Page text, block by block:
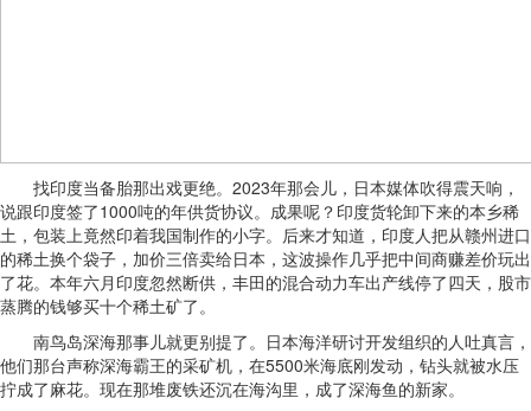
找印度当备胎那出戏更绝。2023年那会儿，日本媒体吹得震天响，
说跟印度签了1000吨的年供货协议。成果呢？印度货轮卸下来的本乡稀
土，包装上竟然印着我国制作的小字。后来才知道，印度人把从赣州进口
的稀土换个袋子，加价三倍卖给日本，这波操作几乎把中间商赚差价玩出
了花。本年六月印度忽然断供，丰田的混合动力车出产线停了四天，股市
蒸腾的钱够买十个稀土矿了。
南鸟岛深海那事儿就更别提了。日本海洋研讨开发组织的人吐真言，
他们那台声称深海霸王的采矿机，在5500米海底刚发动，钻头就被水压
拧成了麻花。现在那堆废铁还沉在海沟里，成了深海鱼的新家。